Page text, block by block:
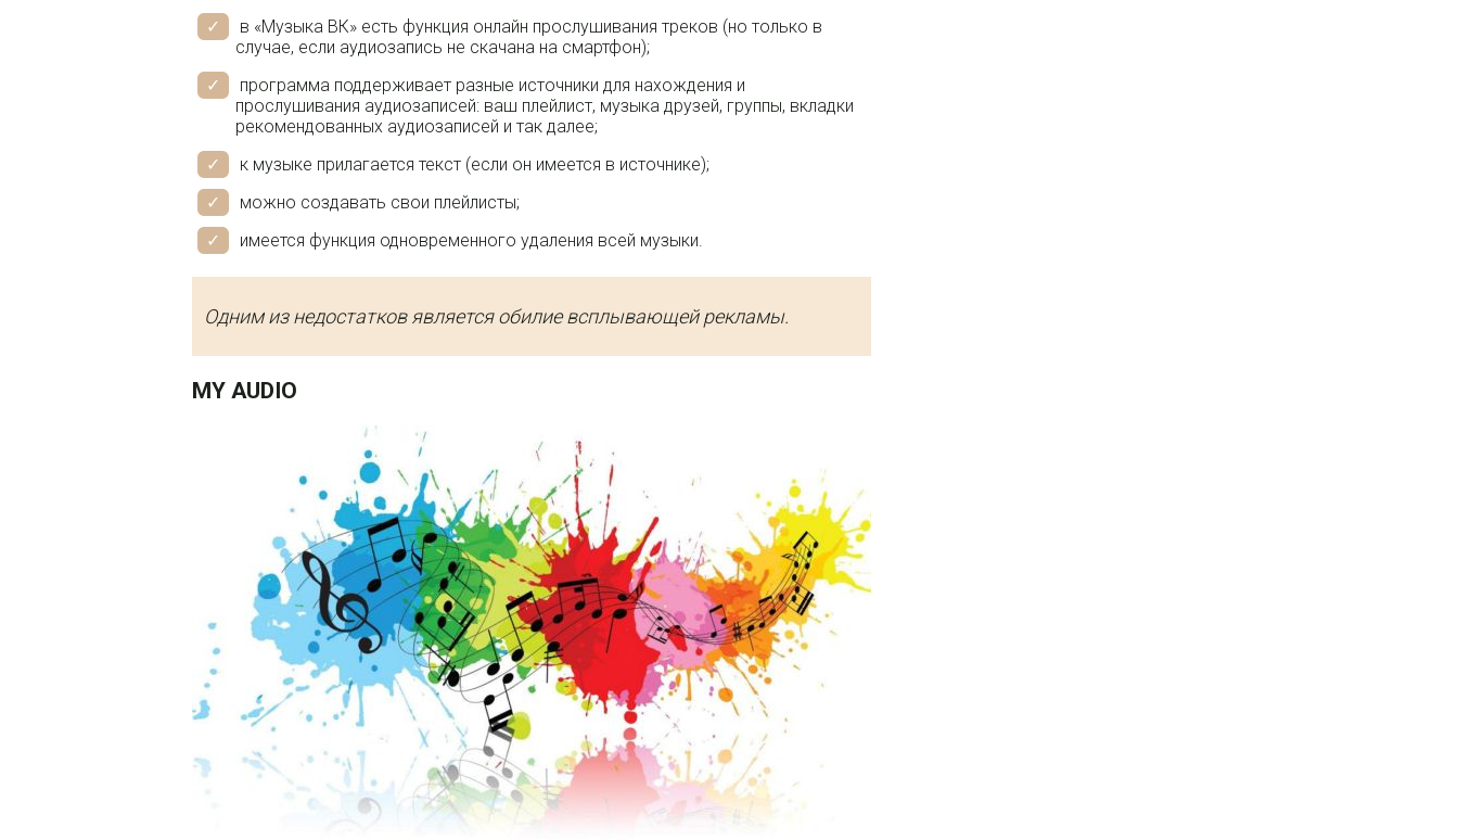
в «Музыка ВК» есть функция онлайн прослушивания треков (но только в
случае, если аудиозапись не скачана на смартфон);
программа поддерживает разные источники для нахождения и
прослушивания аудиозаписей: ваш плейлист, музыка друзей, группы, вкладки
рекомендованных аудиозаписей и так далее;
к музыке прилагается текст (если он имеется в источнике);
можно создавать свои плейлисты;
имеется функция одновременного удаления всей музыки.
Одним из недостатков является обилие всплывающей рекламы.
MY AUDIO